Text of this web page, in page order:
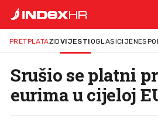
PRETPLATAZIDVIJESTIOGLASICIJENE
Srušio se platni
eurima u cijeloj